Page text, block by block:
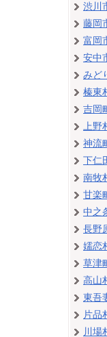
渋川
藤岡
富岡
安中
みど
榛東
吉岡
上野
神流
下仁
南牧
甘楽
中之
長野
嬬恋
草津
高山
東吾
片品
川場